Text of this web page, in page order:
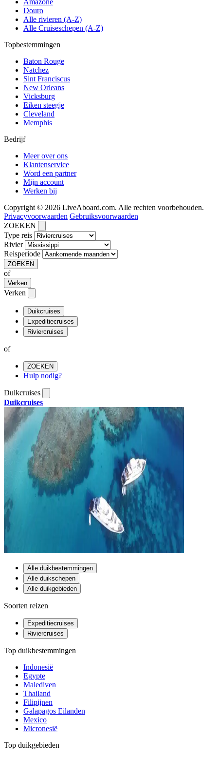
Amazone
Douro
Alle rivieren (A-Z)
Alle Cruiseschepen (A-Z)
Topbestemmingen
Baton Rouge
Natchez
Sint Franciscus
New Orleans
Vicksburg
Eiken steegje
Cleveland
Memphis
Bedrijf
Meer over ons
Klantenservice
Word een partner
Mijn account
Werken bij
Copyright © 2026 LiveAboard.com. Alle rechten voorbehouden.
Privacyvoorwaarden Gebruiksvoorwaarden
ZOEKEN
Type reis
Rivier
Reisperiode
ZOEKEN
of
Verken
Verken
Duikcruises
Expeditiecruises
Riviercruises
of
ZOEKEN
Hulp nodig?
Duikcruises
Duikcruises
Alle duikbestemmingen
Alle duikschepen
Alle duikgebieden
Soorten reizen
Expeditiecruises
Riviercruises
Top duikbestemmingen
Indonesië
Egypte
Malediven
Thailand
Filipijnen
Galapagos Eilanden
Mexico
Micronesië
Top duikgebieden